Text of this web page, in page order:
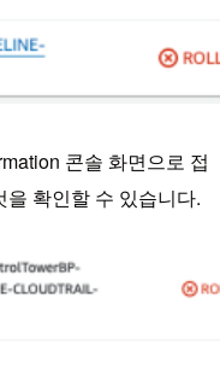
콘솔 화면으로 접
확인할 수 있습니다.